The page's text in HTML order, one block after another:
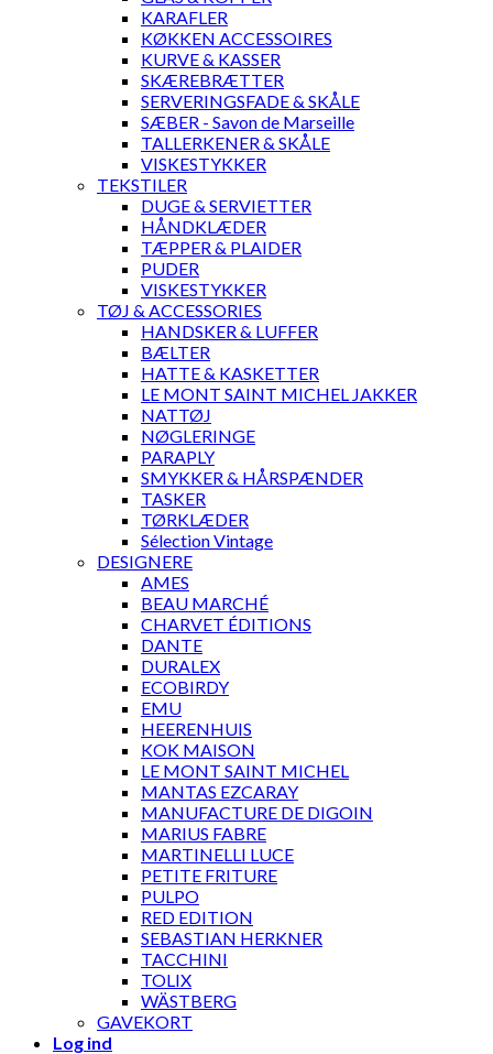
KARAFLER
KØKKEN ACCESSOIRES
KURVE & KASSER
SKÆREBRÆTTER
SERVERINGSFADE & SKÅLE
SÆBER - Savon de Marseille
TALLERKENER & SKÅLE
VISKESTYKKER
TEKSTILER
DUGE & SERVIETTER
HÅNDKLÆDER
TÆPPER & PLAIDER
PUDER
VISKESTYKKER
TØJ & ACCESSORIES
HANDSKER & LUFFER
BÆLTER
HATTE & KASKETTER
LE MONT SAINT MICHEL JAKKER
NATTØJ
NØGLERINGE
PARAPLY
SMYKKER & HÅRSPÆNDER
TASKER
TØRKLÆDER
Sélection Vintage
DESIGNERE
AMES
BEAU MARCHÉ
CHARVET ÉDITIONS
DANTE
DURALEX
ECOBIRDY
EMU
HEERENHUIS
KOK MAISON
LE MONT SAINT MICHEL
MANTAS EZCARAY
MANUFACTURE DE DIGOIN
MARIUS FABRE
MARTINELLI LUCE
PETITE FRITURE
PULPO
RED EDITION
SEBASTIAN HERKNER
TACCHINI
TOLIX
WÄSTBERG
GAVEKORT
Log ind